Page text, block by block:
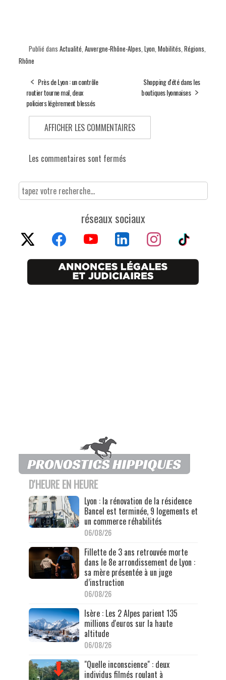
Publié dans Actualité, Auvergne-Rhône-Alpes, Lyon, Mobilités, Régions,
Rhône
Près de Lyon : un contrôle
routier tourne mal, deux
policiers légèrement blessés
Shopping d'été dans les
boutiques lyonnaises
AFFICHER LES COMMENTAIRES
Les commentaires sont fermés
réseaux sociaux
D'HEURE EN HEURE
Lyon : la rénovation de la résidence
Bancel est terminée, 9 logements et
un commerce réhabilités
06/08/26
Fillette de 3 ans retrouvée morte
dans le 8e arrondissement de Lyon :
sa mère présentée à un juge
d’instruction
06/08/26
Isère : Les 2 Alpes parient 135
millions d'euros sur la haute
altitude
06/08/26
"Quelle inconscience" : deux
individus filmés roulant à